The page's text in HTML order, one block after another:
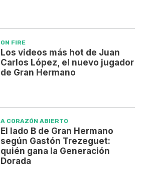
ON FIRE
Los videos más hot de Juan
Carlos López, el nuevo jugador
de Gran Hermano
A CORAZÓN ABIERTO
El lado B de Gran Hermano
según Gastón Trezeguet:
quién gana la Generación
Dorada